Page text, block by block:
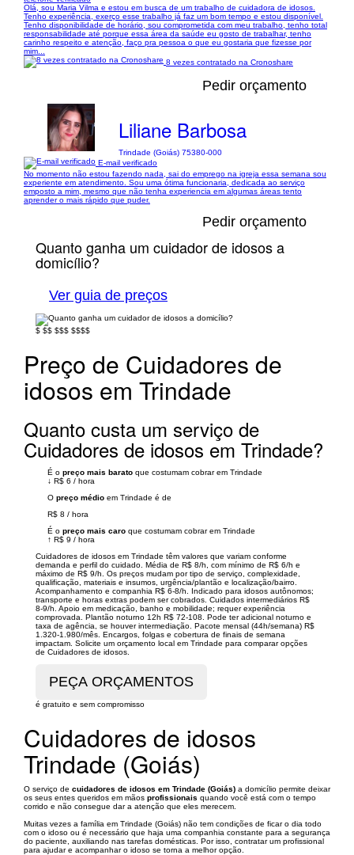
Olá, sou Maria Vilma e estou em busca de um trabalho de cuidadora de idosos.
Tenho experiência, exerço esse trabalho já faz um bom tempo e estou disponível.
Tenho disponibilidade de horário, sou comprometida com meu trabalho, tenho total
responsabilidade até porque essa área da saúde eu gosto de trabalhar, tenho
carinho respeito e atenção, faço pra pessoa o que eu gostaria que fizesse por
mim...
8 vezes contratado na Cronoshare
Pedir orçamento
Liliane Barbosa
Trindade (Goiás) 75380-000
E-mail verificado
No momento não estou fazendo nada, sai do emprego na igreja essa semana sou
experiente em atendimento. Sou uma ótima funcionaria, dedicada ao serviço
emposto a mim, mesmo que não tenha experiencia em algumas áreas tento
aprender o mais rápido que puder.
Pedir orçamento
Quanto ganha um cuidador de idosos a
domicílio?
Ver guia de preços
$ $$ $$$ $$$$
Preço de Cuidadores de
idosos em Trindade
Quanto custa um serviço de
Cuidadores de idosos em Trindade?
É o preço mais barato que costumam cobrar em Trindade
↓ R$ 6 / hora
O preço médio em Trindade é de
R$ 8 / hora
É o preço mais caro que costumam cobrar em Trindade
↑ R$ 9 / hora
Cuidadores de idosos em Trindade têm valores que variam conforme
demanda e perfil do cuidado. Média de R$ 8/h, com mínimo de R$ 6/h e
máximo de R$ 9/h. Os preços mudam por tipo de serviço, complexidade,
qualificação, materiais e insumos, urgência/plantão e localização/bairro.
Acompanhamento e companhia R$ 6-8/h. Indicado para idosos autônomos;
transporte e horas extras podem ser cobrados. Cuidados intermediários R$
8-9/h. Apoio em medicação, banho e mobilidade; requer experiência
comprovada. Plantão noturno 12h R$ 72-108. Pode ter adicional noturno e
taxa de agência, se houver intermediação. Pacote mensal (44h/semana) R$
1.320-1.980/mês. Encargos, folgas e cobertura de finais de semana
impactam. Solicite um orçamento local em Trindade para comparar opções
de Cuidadores de idosos.
é gratuito e sem compromisso
Cuidadores de idosos
Trindade (Goiás)
O serviço de cuidadores de idosos em Trindade (Goiás) a domicílio permite deixar
os seus entes queridos em mãos profissionais quando você está com o tempo
corrido e não consegue dar a atenção que eles merecem.
Muitas vezes a família em Trindade (Goiás) não tem condições de ficar o dia todo
com o idoso ou é necessário que haja uma companhia constante para a segurança
do paciente, auxiliando nas tarefas domésticas. Por isso, contratar um profissional
para ajudar e acompanhar o idoso se torna a melhor opção.